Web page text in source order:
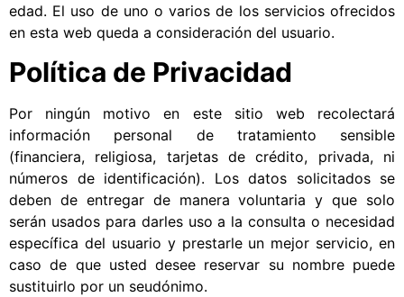
edad. El uso de uno o varios de los servicios ofrecidos
en esta web queda a consideración del usuario.
Política de Privacidad
Por ningún motivo en este sitio web recolectará
información personal de tratamiento sensible
(financiera, religiosa, tarjetas de crédito, privada, ni
números de identificación). Los datos solicitados se
deben de entregar de manera voluntaria y que solo
serán usados para darles uso a la consulta o necesidad
específica del usuario y prestarle un mejor servicio, en
caso de que usted desee reservar su nombre puede
sustituirlo por un seudónimo.